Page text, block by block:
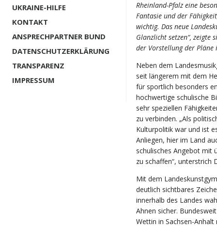
UKRAINE-HILFE
KONTAKT
ANSPRECHPARTNER BUND
DATENSCHUTZERKLÄRUNG
TRANSPARENZ
IMPRESSUM
Rheinland-Pfalz eine
Fantasie und der
wichtig. Das neue
Glanzlicht setzen“, zeigte
der Vorstellung der Pläne
Neben dem
seit längerem mit dem
für sportlich besonders
hochwertige schulische
sehr speziellen
zu verbinden. „Als
Kulturpolitik war und ist
Anliegen, hier im Land
schulisches Angebot mit
zu schaffen“, unterstrich
Mit dem
deutlich sichtbares
innerhalb des Landes
Ahnen sicher.
Wettin in Sachsen-